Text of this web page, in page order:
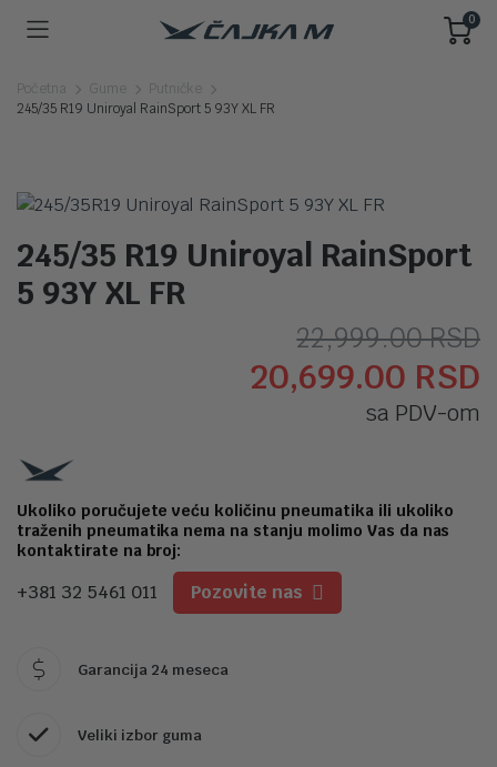
0
Početna Gume
Putničke
245/35 R19 Uniroyal RainSport 5 93Y XL FR
245/35 R19 Uniroyal RainSport
5 93Y XL FR
22,999.00RSD
20,699.00 RSD
sa PDV-om
Ukoliko poručujete veću količinu pneumatika ili ukoliko
traženih pneumatika nema na stanju molimo Vas da nas
kontaktirate na broj:
+381 32 5461 011 Pozovite nas
Garancija 24 meseca
Veliki izbor guma